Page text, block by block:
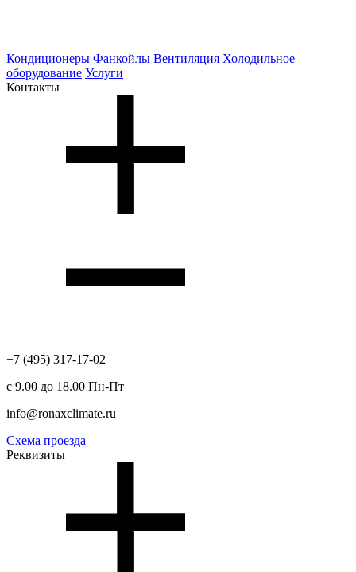
Кондиционеры Фанкойлы Вентиляция Холодильное
оборудование Услуги
Контакты
+7 (495) 317-17-02
с 9.00 до 18.00 Пн-Пт
info@ronaxclimate.ru
Схема проезда
Реквизиты